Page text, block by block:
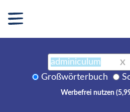
X
Großwörterbuch
Werbefrei nutzen